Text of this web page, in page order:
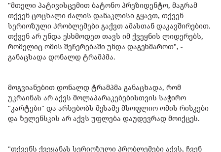
"მთელი პატივისცემით ბატონო პრეზიდენტო, მაგრამ
თქვენ ცოცხალი ძალის დანაკლისი გყავთ, თქვენ
სერიოზული პრობლემები გაქვთ ამასთან დაკავშირებით.
თქვენ არ უნდა ესხმოდეთ თავს იმ ქვეყნის ლიდერებს,
რომელიც ომის შეჩერებაში უნდა დაგეხმაროთ", -
განაცხადა დონალდ ტრამპმა.
მოგვიანებით დონალდ ტრამპმა განაცხადა, რომ
უკრაინას არ აქვს მოლაპარაკებებისთვის საჭირო
"კარტები" და არსებობს მესამე მსოფლიო ომის რისკები
და ზელენსკის არ აქვს უფლება დაუდევრად მოიქცეს.
"თქვენს ქვეყანას სერიოზული პრობლემები აქვს, ჩვენ